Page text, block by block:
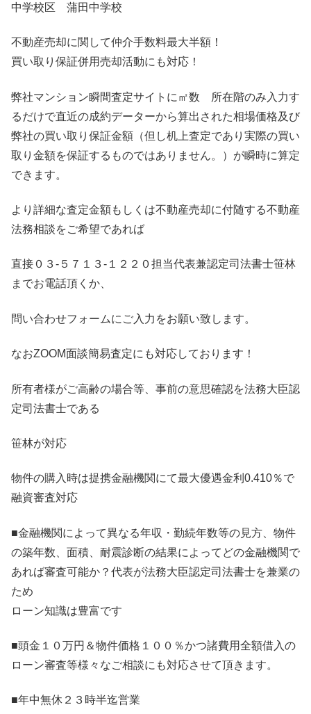
中学校区 蒲田中学校
不動産売却に関して仲介手数料最大半額！
買い取り保証併用売却活動にも対応！
弊社マンション瞬間査定サイトに㎡数 所在階のみ入力す
るだけで直近の成約データーから算出された相場価格及び
弊社の買い取り保証金額（但し机上査定であり実際の買い
取り金額を保証するものではありません。）が瞬時に算定
できます。
より詳細な査定金額もしくは不動産売却に付随する不動産
法務相談をご希望であれば
直接０３-５７１３-１２２０担当代表兼認定司法書士笹林
までお電話頂くか、
問い合わせフォームにご入力をお願い致します。
なおZOOM面談簡易査定にも対応しております！
所有者様がご高齢の場合等、事前の意思確認を法務大臣認
定司法書士である
笹林が対応
物件の購入時は提携金融機関にて最大優遇金利0.410％で
融資審査対応
■金融機関によって異なる年収・勤続年数等の見方、物件
の築年数、面積、耐震診断の結果によってどの金融機関で
あれば審査可能か？代表が法務大臣認定司法書士を兼業の
ため
ローン知識は豊富です
■頭金１０万円＆物件価格１００％かつ諸費用全額借入の
ローン審査等様々なご相談にも対応させて頂きます。
■年中無休２３時半迄営業